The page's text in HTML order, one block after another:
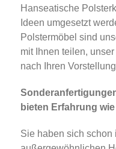
Hanseatische
Ideen umgesetzt
Polstermöbel sind
mit Ihnen teilen,
nach Ihren
bieten Erfahrung
Sie haben sich schon